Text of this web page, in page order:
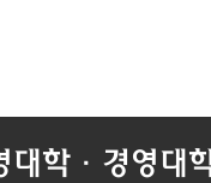
대학·경영대